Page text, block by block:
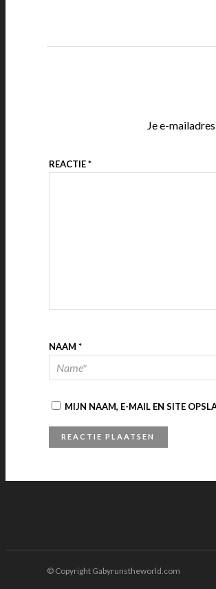
Je e-
REACTIE*
NAAM *
MIJN NAAM, E-MAIL EN SITE
© Copyright Gabyrunstheworld.com